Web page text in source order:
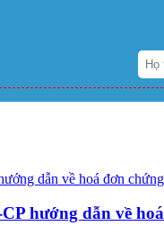
hướng dẫn về